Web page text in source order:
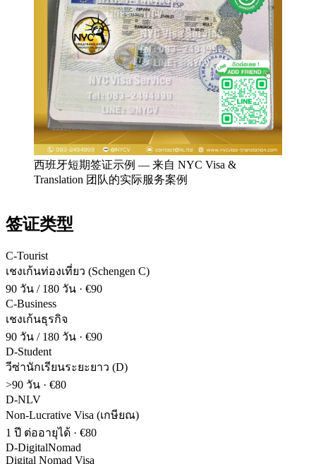
西班牙短期签证示例 — 来自 NYC Visa &
Translation 团队的实际服务案例
签证类型
C-Tourist
เชงเก้นท่องเที่ยว (Schengen C)
90 วัน / 180 วัน · €90
C-Business
เชงเก้นธุรกิจ
90 วัน / 180 วัน · €90
D-Student
วีซ่านักเรียนระยะยาว (D)
>90 วัน · €80
D-NLV
Non-Lucrative Visa (เกษียณ)
1 ปี ต่ออายุได้ · €80
D-DigitalNomad
Digital Nomad Visa